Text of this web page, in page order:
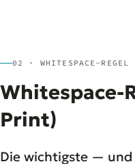
02 · WHITESPACE-REGEL
Whitespace-
Print)
Die wichtigste —